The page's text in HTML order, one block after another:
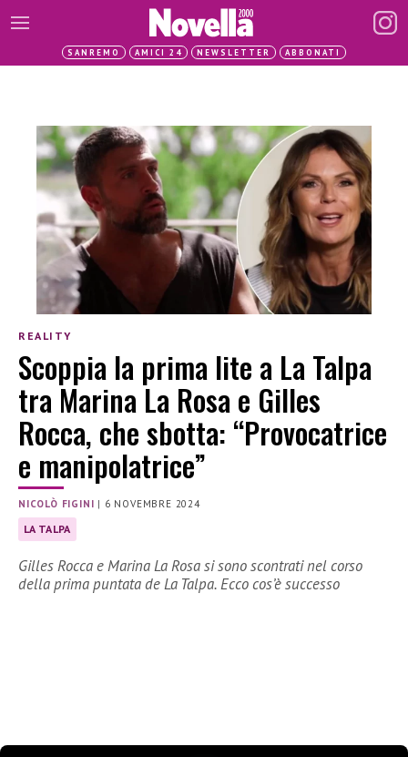
SANREMO AMICI 24 NEWSLETTER ABBONATI
REALITY
Scoppia la prima lite a La Talpa
tra Marina La Rosa e Gilles
Rocca, che sbotta: “Provocatrice
e manipolatrice”
NICOLÒ FIGINI | 6 NOVEMBRE 2024
LA TALPA
Gilles Rocca e Marina La Rosa si sono scontrati nel corso
della prima puntata de La Talpa. Ecco cos’è successo